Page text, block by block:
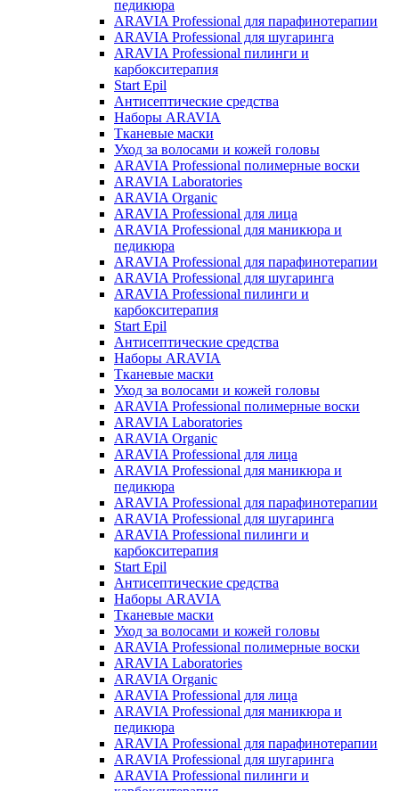
педикюра
ARAVIA Professional для парафинотерапии
ARAVIA Professional для шугаринга
ARAVIA Professional пилинги и
карбокситерапия
Start Epil
Антисептические средства
Наборы ARAVIA
Тканевые маски
Уход за волосами и кожей головы
ARAVIA Professional полимерные воски
ARAVIA Laboratories
ARAVIA Organic
ARAVIA Professional для лица
ARAVIA Professional для маникюра и
педикюра
ARAVIA Professional для парафинотерапии
ARAVIA Professional для шугаринга
ARAVIA Professional пилинги и
карбокситерапия
Start Epil
Антисептические средства
Наборы ARAVIA
Тканевые маски
Уход за волосами и кожей головы
ARAVIA Professional полимерные воски
ARAVIA Laboratories
ARAVIA Organic
ARAVIA Professional для лица
ARAVIA Professional для маникюра и
педикюра
ARAVIA Professional для парафинотерапии
ARAVIA Professional для шугаринга
ARAVIA Professional пилинги и
карбокситерапия
Start Epil
Антисептические средства
Наборы ARAVIA
Тканевые маски
Уход за волосами и кожей головы
ARAVIA Professional полимерные воски
ARAVIA Laboratories
ARAVIA Organic
ARAVIA Professional для лица
ARAVIA Professional для маникюра и
педикюра
ARAVIA Professional для парафинотерапии
ARAVIA Professional для шугаринга
ARAVIA Professional пилинги и